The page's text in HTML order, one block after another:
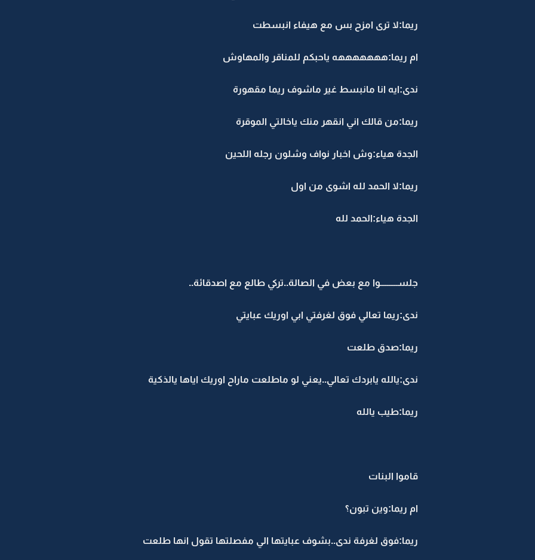
ريما:لا ترى امزح بس مع هيفاء انبسطت
ام ريما:هههههههه ياحبكم للمناقر والمهاوش
ندى:ايه انا مانبسط غير ماشوف ريما مقهورة
ريما:من قالك اني انقهر منك ياخالتي الموقرة
الجدة هياء:وش اخبار نواف وشلون رجله اللحين
ريما:لا الحمد لله اشوى من اول
الجدة هياء:الحمد لله
جلســــــــــوا مع بعض في الصالة..تركي طالع مع اصدقائة..
ندى:ريما تعالي فوق لغرفتي ابي اوريك عبايتي
ريما:صدق طلعت
ندى:يالله يابردك تعالي..يعني لو ماطلعت ماراح اوريك اياها يالذكية
ريما:طيب يالله
قاموا البنات
ام ريما:وين تبون؟
ريما:فوق لغرفة ندى..بشوف عبايتها الي مفصلتها تقول انها طلعت